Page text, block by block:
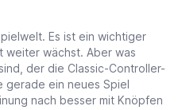
Es ist ein wichtiger
weiter wächst. Aber was
der die Classic-Controller-
gerade ein neues Spiel
nach besser mit Knöpfen